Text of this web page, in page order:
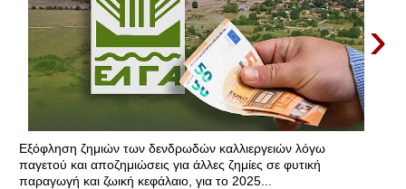
›
Εξόφληση ζημιών των δενδρωδών καλλιεργειών λόγω
παγετού και αποζημιώσεις για άλλες ζημίες σε φυτική
παραγωγή και ζωική κεφάλαιο, για το 2025...